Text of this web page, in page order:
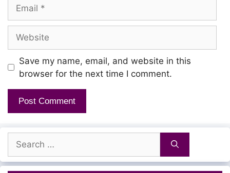
Unnai
Sollaadha Naalillai
Sudarmigu Vadivelaa
Kallaadha Eliyorin
Ullam Un Aalayamo
Save my name, email, and website in this
browser for the next time I comment.
for: